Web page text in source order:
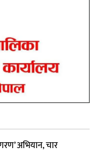
अभियान, चार